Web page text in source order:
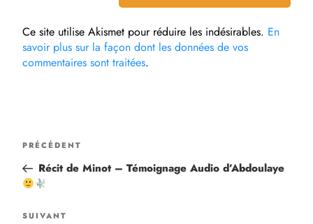
Ce site utilise Akismet pour réduire les indésirables. En
savoir plus sur la façon dont les données de vos
commentaires sont traitées.
PRÉCÉDENT
Récit de Minot – Témoignage Audio d’Abdoulaye
SUIVANT